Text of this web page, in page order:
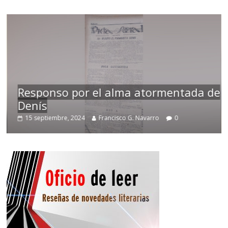
Responso por el alma atormentada de
Denís
15 septiembre, 2024 Francisco G. Navarro 0